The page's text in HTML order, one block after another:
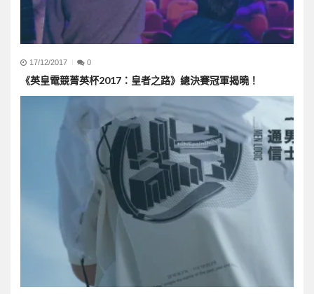
17/12/2017 0
《英皇電競菁英杯2017：皇者之路》總決賽冠軍揭曉！